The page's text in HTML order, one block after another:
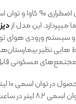
میپردازد. این مدل از
و سیستم ورودی هوای
هایی نظیر
مسکونی
مصرف
صورت استفاده ۷۵ از